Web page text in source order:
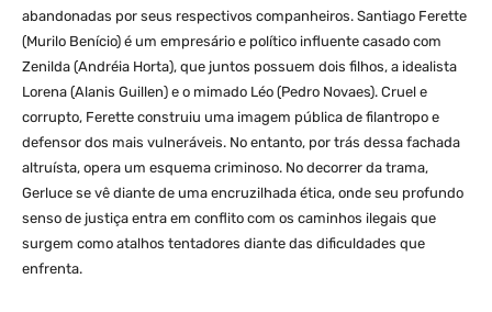
abandonadas por seus respectivos companheiros. Santiago Ferette
(Murilo Benício) é um empresário e político influente casado com
Zenilda (Andréia Horta), que juntos possuem dois filhos, a idealista
Lorena (Alanis Guillen) e o mimado Léo (Pedro Novaes). Cruel e
corrupto, Ferette construiu uma imagem pública de filantropo e
defensor dos mais vulneráveis. No entanto, por trás dessa fachada
altruísta, opera um esquema criminoso. No decorrer da trama,
Gerluce se vê diante de uma encruzilhada ética, onde seu profundo
senso de justiça entra em conflito com os caminhos ilegais que
surgem como atalhos tentadores diante das dificuldades que
enfrenta.